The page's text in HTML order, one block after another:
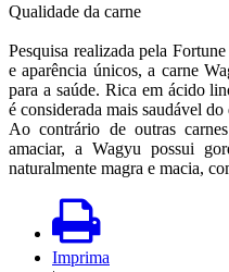
Qualidade da carne
Pesquisa realizada pela
e aparência únicos, a carne
para a saúde. Rica em ácido
é considerada mais saudável
Ao contrário de outras
amaciar, a Wagyu possui
naturalmente magra e macia,
Imprima